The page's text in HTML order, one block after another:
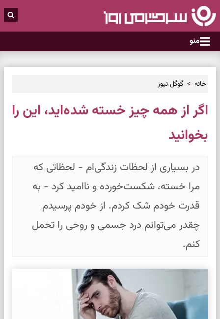
منو
خانه گوگل نیوز
اگر از همه چیز خسته شده‌اید، این را
بخوانید
در بسیاری از لحظات زندگی‌ام - لحظاتی که
مرا خسته، شکست‌خورده و ناامید کرد - به
قدرت خودم شک کردم. از خودم پرسیدم
چقدر می‌توانم درد جسمی و روحی را تحمل
کنم.